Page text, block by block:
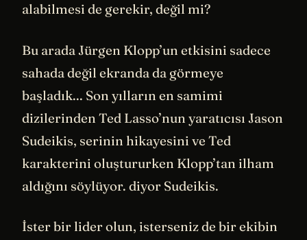
alabilmesi de gerekir, değil mi?
Bu arada Jürgen Klopp’un etkisini sadece
sahada değil ekranda da görmeye
başladık... Son yılların en samimi
dizilerinden Ted Lasso’nun yaratıcısı Jason
Sudeikis, serinin hikayesini ve Ted
karakterini oluştururken Klopp’tan ilham
aldığını söylüyor. diyor Sudeikis.
İster bir lider olun, isterseniz de bir ekibin